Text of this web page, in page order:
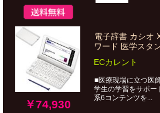
￥74,930
電子辞書 カシオ
ワード 医学スタ
ECカレント
■医療現場に立つ医
学生の学習をサポー
系6コンテンツを...